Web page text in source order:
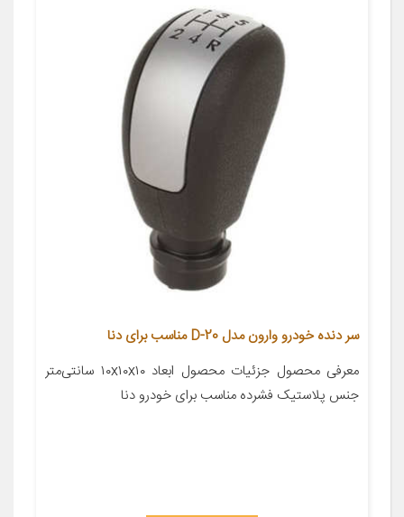
سر دنده خودرو وارون مدل D-20 مناسب برای دنا
معرفی محصول جزئیات محصول ابعاد ۱۰x۱۰x۱۰ سانتی‌متر
جنس پلاستیک فشرده مناسب برای خودرو دنا